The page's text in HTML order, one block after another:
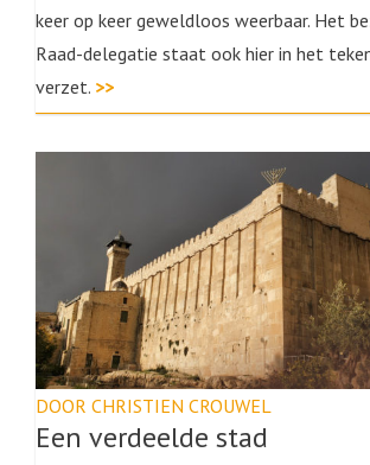
keer op keer geweldloos weerbaar. Het
Raad-delegatie staat ook hier in het
verzet. >>
DOOR CHRISTIEN CROUWEL
Een verdeelde stad